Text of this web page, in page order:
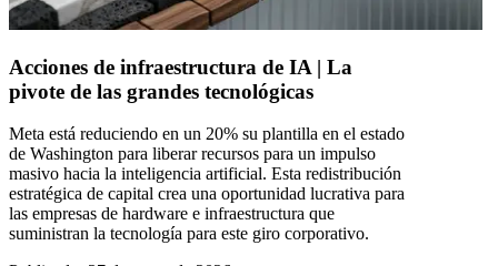
Acciones de infraestructura de IA | La
pivote de las grandes tecnológicas
Meta está reduciendo en un 20% su plantilla en el estado
de Washington para liberar recursos para un impulso
masivo hacia la inteligencia artificial. Esta redistribución
estratégica de capital crea una oportunidad lucrativa para
las empresas de hardware e infraestructura que
suministran la tecnología para este giro corporativo.